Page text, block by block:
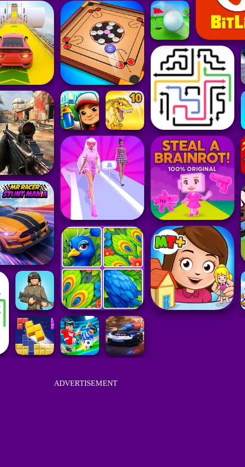
ADVERTISEMENT